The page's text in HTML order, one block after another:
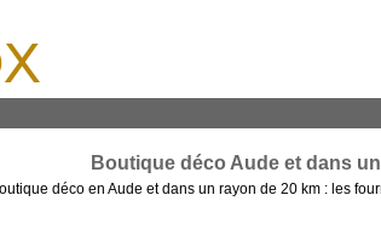
Boutique déco Aude et dans
déco en Aude et dans un rayon de 20 km : les